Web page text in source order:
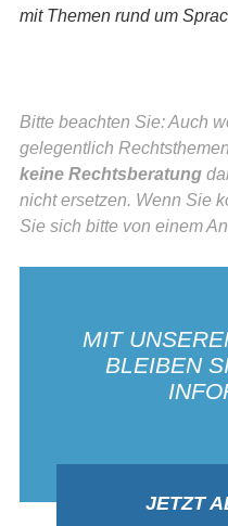
mit Themen rund um
Bitte beachten Sie: Auch
gelegentlich
keine Rechtsberatung
nicht ersetzen. Wenn Sie
Sie sich bitte von einem
MIT
BLEIBEN
JETZT